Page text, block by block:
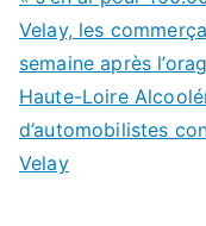
Velay, les
semaine après
Haute-Loire
d’automobilistes
Velay